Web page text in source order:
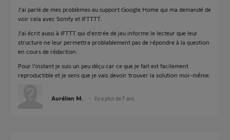
J'ai parlé de mes problèmes au support Google Home qui ma demandé de
voir cela avec Somfy et IFTTTT.
J'ai écrit aussi à IFTTT qui d'entrée de jeu informe le lecteur que leur
structure ne leur permettra problablement pas de répondre à la question
en cours de rédaction.
Pour l'instant je suis un peu déçu car ce que je fait est facilement
reproductible et je sens que je vais devoir trouver la solution moi-même.
Aurélien M. il y a plus de 7 ans